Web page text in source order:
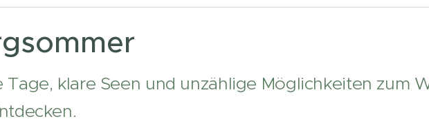
Tage, klare Seen und unzählige Möglichkeiten zum